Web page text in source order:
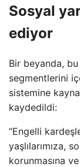
Sosyal
ediyor
Bir beyanda,
segmentlerini
sistemine
kaydedildi:
“Engelli
yaşlılarımıza,
korunmasına